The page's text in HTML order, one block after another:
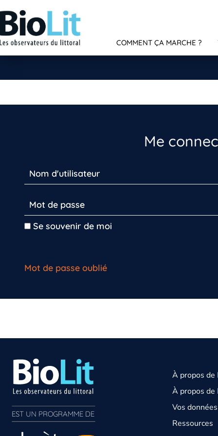
COMMENT ÇA MARCHE ?
Me
Se souvenir de moi
Mot de passe oublié
EST UN PROGRAMME DE
À propos de
À propos de
Vos
Ressources